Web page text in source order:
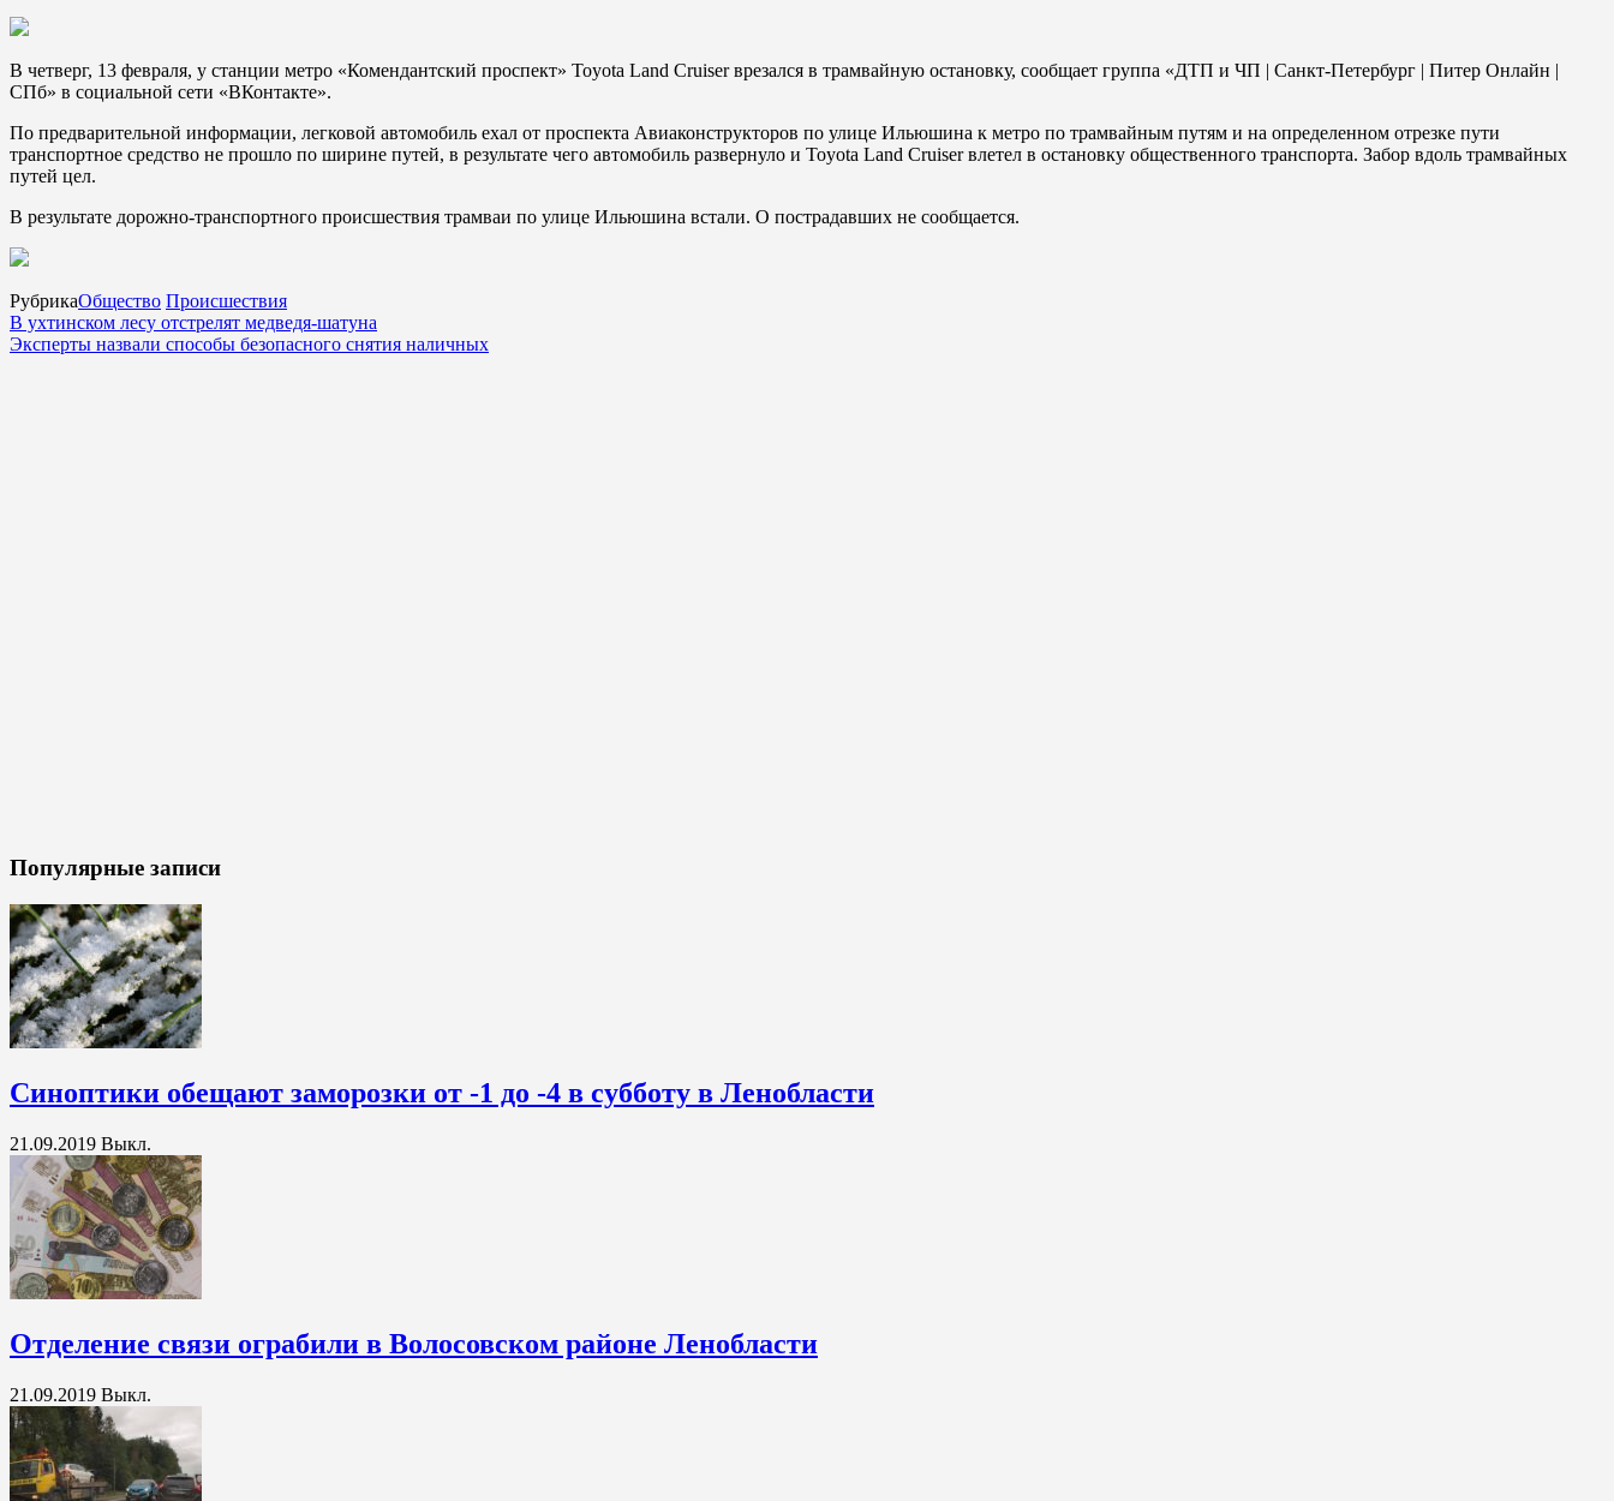
В четверг, 13 февраля, у станции метро «Комендантский проспект» Toyota Land Cruiser врезался в трамвайную остановку, сообщает группа «ДТП и ЧП | Санкт-Петербург | Питер Онлайн |
СПб» в социальной сети «ВКонтакте».
По предварительной информации, легковой автомобиль ехал от проспекта Авиаконструкторов по улице Ильюшина к метро по трамвайным путям и на определенном отрезке пути
транспортное средство не прошло по ширине путей, в результате чего автомобиль развернуло и Toyota Land Cruiser влетел в остановку общественного транспорта. Забор вдоль трамвайных
путей цел.
В результате дорожно-транспортного происшествия трамваи по улице Ильюшина встали. О пострадавших не сообщается.
РубрикаОбщество Происшествия
В ухтинском лесу отстрелят медведя-шатуна
Эксперты назвали способы безопасного снятия наличных
Популярные записи
Синоптики обещают заморозки от -1 до -4 в субботу в Ленобласти
21.09.2019 Выкл.
Отделение связи ограбили в Волосовском районе Ленобласти
21.09.2019 Выкл.